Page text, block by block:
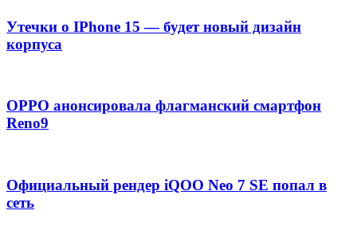
Утечки о IPhone 15 — будет новый дизайн
корпуса
OPPO анонсировала флагманский смартфон
Reno9
Официальный рендер iQOO Neo 7 SE попал в
сеть